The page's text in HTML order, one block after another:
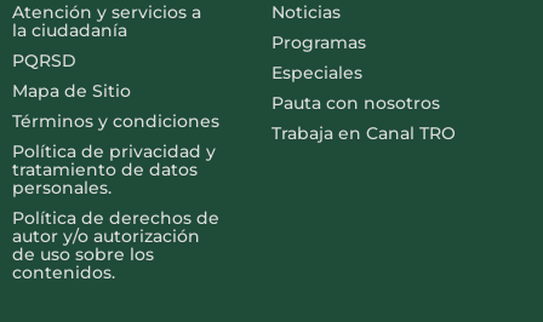
Atención y servicios a
la ciudadanía
PQRSD
Mapa de Sitio
Términos y condiciones
Política de privacidad y
tratamiento de datos
personales.
Política de derechos de
autor y/o autorización
de uso sobre los
contenidos.
Noticias
Programas
Especiales
Pauta con nosotros
Trabaja en Canal TRO